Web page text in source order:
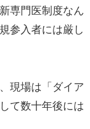
専門医制度なん
参入者には厳し
現場は「ダイア
て数十年後には